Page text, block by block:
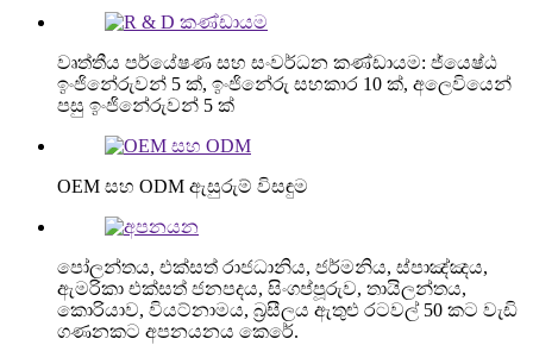
වෘත්තීය පර්යේෂණ සහ සංවර්ධන කණ්ඩායම: ජ්යෙෂ්ඨ
ඉංජිනේරුවන් 5 ක්, ඉංජිනේරු සහකාර 10 ක්, අලෙවියෙන්
පසු ඉංජිනේරුවන් 5 ක්
OEM සහ ODM ඇසුරුම් විසඳුම
පෝලන්තය, එක්සත් රාජධානිය, ජර්මනිය, ස්පාඤ්ඤය,
ඇමරිකා එක්සත් ජනපදය, සිංගප්පූරුව, තායිලන්තය,
කොරියාව, වියට්නාමය, බ්‍රසීලය ඇතුළු රටවල් 50 කට වැඩි
ගණනකට අපනයනය කෙරේ.